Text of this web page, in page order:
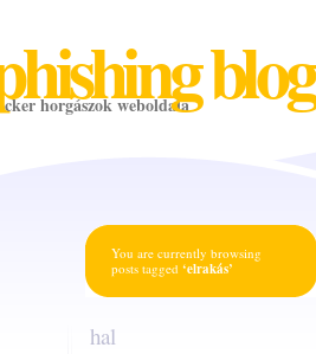
blog
horgászok weboldala
You are currently browsing
posts tagged ‘elrakás’
hal